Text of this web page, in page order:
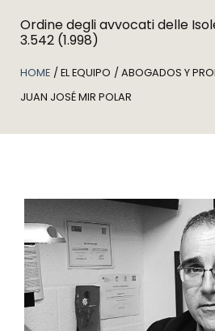
Ordine degli avvocati delle
3.542 (1.998)
HOME EL EQUIPO
ABOGADOS Y
JUAN JOSÉ MIR POLAR